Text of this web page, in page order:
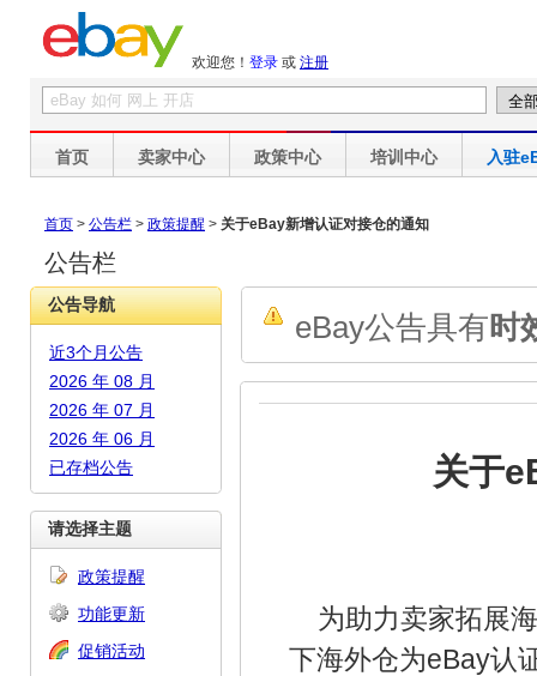
欢迎您！ 登录 或 注册
首页 卖家中心 政策中心 培训中心 入驻
首页 > 公告栏 > 政策提醒 > 关于eBay新增认证对接仓的通知
公告栏
公告导航
近3个月公告
2026 年 08 月
2026 年 07 月
2026 年 06 月
已存档公告
请选择主题
政策提醒
功能更新
促销活动
eBay公告具有时
关于
为助力卖家拓展
下海外仓为eBay认